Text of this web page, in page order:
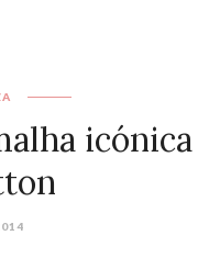
icónica